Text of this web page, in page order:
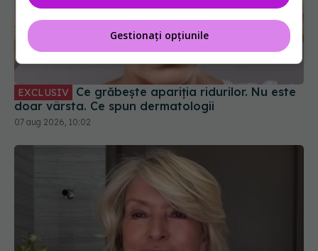
EXCLUSIV
doar vârsta. Ce spun dermatologii
07 aug 2026, 10:02
Gestionați opțiunile